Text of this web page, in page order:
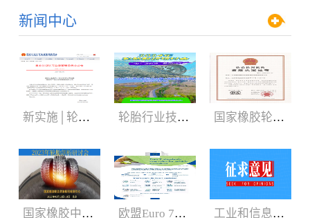
新闻中心
新实施│轮胎3C认证规则 轮胎行业技术盛会:2024年轮胎剖析研讨会（05.29-06.01） 国家橡胶轮胎质检中心获CNAS、CMA新证书
国家橡胶中心2023年轮胎剖析研讨会3月召开 欧盟Euro 7新法规增加汽车轮胎新内容 工业和信息化部：公开征求对《轿车轮胎》等8项强制性国家标准（征求意见稿）的意见